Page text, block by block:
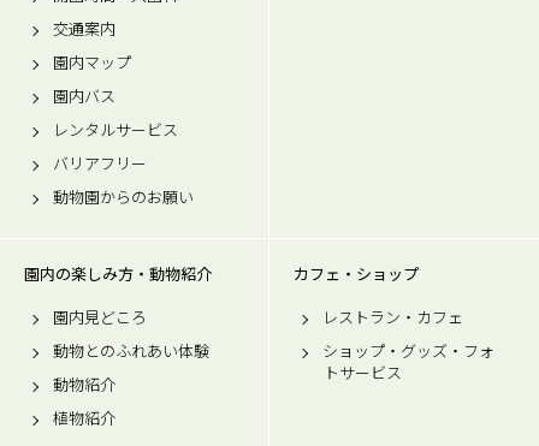
交通案内
園内マップ
園内バス
レンタルサービス
バリアフリー
動物園からのお願い
園内の楽しみ方・動物紹介
園内見どころ
動物とのふれあい体験
動物紹介
植物紹介
カフェ・ショップ
レストラン・カフェ
ショップ・グッズ・フォ
トサービス